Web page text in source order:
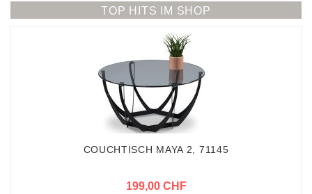
TOP HITS IM SHOP
COUCHTISCH MAYA 2, 71145
199,00 CHF